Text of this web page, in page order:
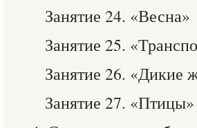
Занятие 24. «Весна»
Занятие 25.
Занятие 26. «Дикие
Занятие 27. «Птицы»